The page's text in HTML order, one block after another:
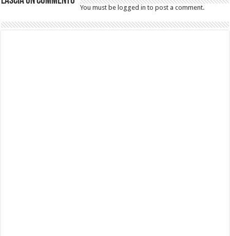
You must be logged in to post a comment.